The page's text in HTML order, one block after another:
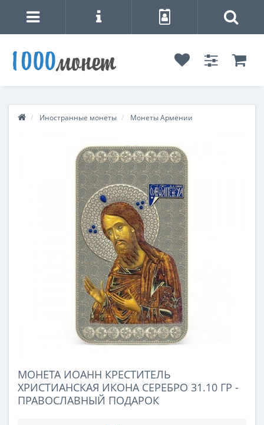
Иностранные монеты Монеты Армении
МОНЕТА ИОАНН КРЕСТИТЕЛЬ
ХРИСТИАНСКАЯ ИКОНА СЕРЕБРО 31.10 ГР -
ПРАВОСЛАВНЫЙ ПОДАРОК